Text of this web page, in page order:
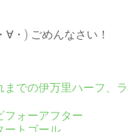
・) ごめんなさい！
までの伊万里ハーフ、ラ
フォーアフター